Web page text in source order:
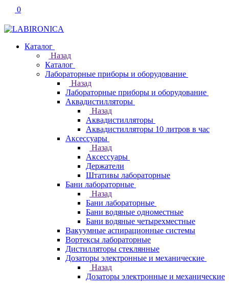
0
Каталог
Назад
Каталог
Лабораторные приборы и оборудование
Назад
Лабораторные приборы и оборудование
Аквадистилляторы
Назад
Аквадистилляторы
Аквадистилляторы 10 литров в час
Аксессуары
Назад
Аксессуары
Держатели
Штативы лабораторные
Бани лабораторные
Назад
Бани лабораторные
Бани водяные одноместные
Бани водяные четырехместные
Вакуумные аспирационные системы
Вортексы лабораторные
Дистилляторы стеклянные
Дозаторы электронные и механические
Назад
Дозаторы электронные и механические